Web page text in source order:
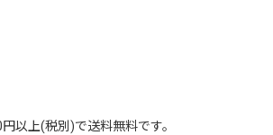
以上(税別)で送料無料です。